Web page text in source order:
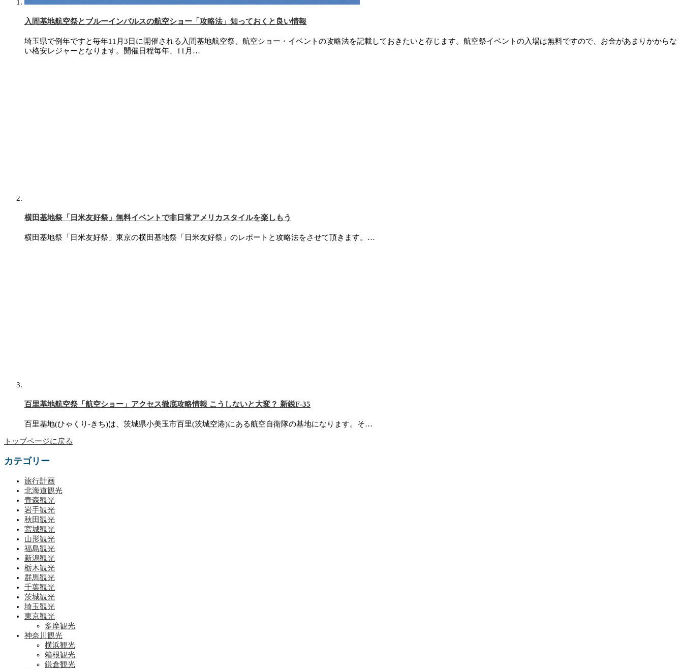
入間基地航空祭とブルーインパルスの航空ショー「攻略法」知っておくと良い情報
埼玉県で例年ですと毎年11月3日に開催される入間基地航空祭、航空ショー・イベントの攻略法を記載しておきたいと存じます。航空祭イベントの入場は無料ですので、お金があまりかからな
い格安レジャーとなります。開催日程毎年、11月…
横田基地祭「日米友好祭」無料イベントで非日常アメリカスタイルを楽しもう
横田基地祭「日米友好祭」東京の横田基地祭「日米友好祭」のレポートと攻略法をさせて頂きます。…
百里基地航空祭「航空ショー」アクセス徹底攻略情報 こうしないと大変？ 新鋭F-35
百里基地(ひゃくり-きち)は、茨城県小美玉市百里(茨城空港)にある航空自衛隊の基地になります。そ…
トップページに戻る
カテゴリー
旅行計画
北海道観光
青森観光
岩手観光
秋田観光
宮城観光
山形観光
福島観光
新潟観光
栃木観光
群馬観光
千葉観光
茨城観光
埼玉観光
東京観光
多摩観光
神奈川観光
横浜観光
箱根観光
鎌倉観光